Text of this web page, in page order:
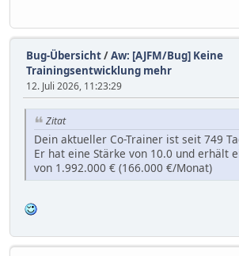
Bug-Übersicht/Aw: [AJFM/Bug] Keine
Trainingsentwicklung mehr
12. Juli 2026, 11:23:29
Zitat
Dein aktueller Co-Trainer ist seit 749
Er hat eine Stärke von 10.0 und erhält
von 1.992.000 € (166.000 €/Monat)